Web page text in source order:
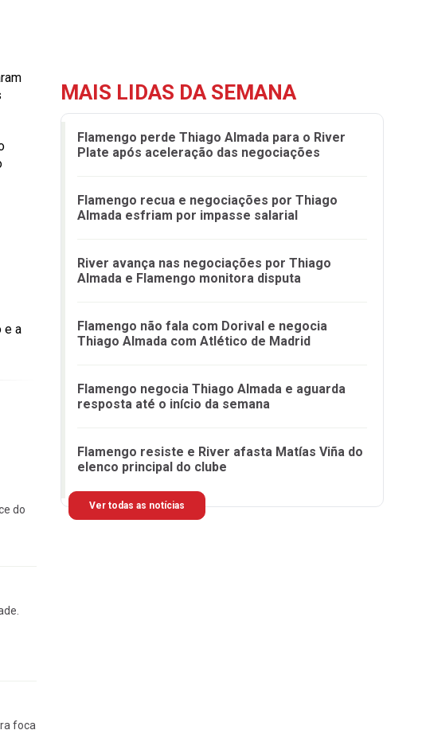
e a
do
foca
MAIS LIDAS DA SEMANA
Flamengo perde Thiago Almada para o River
Plate após aceleração das negociações
Flamengo recua e negociações por Thiago
Almada esfriam por impasse salarial
River avança nas negociações por Thiago
Almada e Flamengo monitora disputa
Flamengo não fala com Dorival e negocia
Thiago Almada com Atlético de Madrid
Flamengo negocia Thiago Almada e aguarda
resposta até o início da semana
Flamengo resiste e River afasta Matías Viña do
elenco principal do clube
Ver todas as notícias